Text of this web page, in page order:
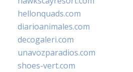
hellonquads.com
diarioanimales.com
decogaleri.com
unavozparadios.com
shoes-vert.com